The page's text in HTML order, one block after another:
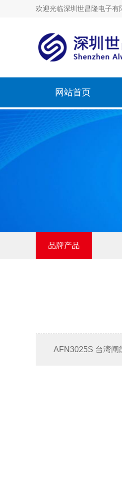
欢迎光临深圳世昌隆电子有
网站首页
品牌产品
AFN3025S 台湾闸